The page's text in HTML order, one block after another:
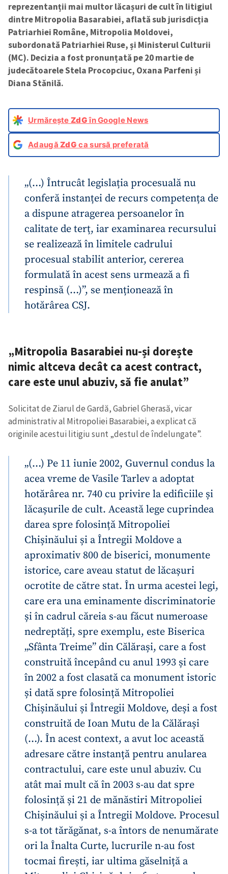
reprezentanții mai multor lăcașuri de cult în litigiul
dintre Mitropolia Basarabiei, aflată sub jurisdicția
Patriarhiei Române, Mitropolia Moldovei,
subordonată Patriarhiei Ruse, și Ministerul Culturii
(MC). Decizia a fost pronunțată pe 20 martie de
judecătoarele Stela Procopciuc, Oxana Parfeni și
Diana Stănilă.
Urmărește ZdGîn Google News
AdaugăZdG ca sursă preferată
„(…) Întrucât legislația procesuală nu
conferă instanței de recurs competența de
a dispune atragerea persoanelor în
calitate de terț, iar examinarea recursului
se realizează în limitele cadrului
procesual stabilit anterior, cererea
formulată în acest sens urmează a fi
respinsă (…)”, se menționează în
hotărârea CSJ.
„Mitropolia Basarabiei nu-și dorește
nimic altceva decât ca acest contract,
care este unul abuziv, să fie anulat”
Solicitat de Ziarul de Gardă, Gabriel Gherasă, vicar
administrativ al Mitropoliei Basarabiei, a explicat că
originile acestui litigiu sunt „destul de îndelungate”.
„(…) Pe 11 iunie 2002, Guvernul condus la
acea vreme de Vasile Tarlev a adoptat
hotărârea nr. 740 cu privire la edificiile și
lăcașurile de cult. Această lege cuprindea
darea spre folosință Mitropoliei
Chișinăului și a Întregii Moldove a
aproximativ 800 de biserici, monumente
istorice, care aveau statut de lăcașuri
ocrotite de către stat. În urma acestei legi,
care era una eminamente discriminatorie
și în cadrul căreia s-au făcut numeroase
nedreptăți, spre exemplu, este Biserica
„Sfânta Treime” din Călărași, care a fost
construită începând cu anul 1993 și care
în 2002 a fost clasată ca monument istoric
și dată spre folosință Mitropoliei
Chișinăului și Întregii Moldove, deși a fost
construită de Ioan Mutu de la Călărași
(…). În acest context, a avut loc această
adresare către instanță pentru anularea
contractului, care este unul abuziv. Cu
atât mai mult că în 2003 s-au dat spre
folosință și 21 de mănăstiri Mitropoliei
Chișinăului și a Întregii Moldove. Procesul
s-a tot tărăgănat, s-a întors de nenumărate
ori la Înalta Curte, lucrurile n-au fost
tocmai firești, iar ultima găselniță a